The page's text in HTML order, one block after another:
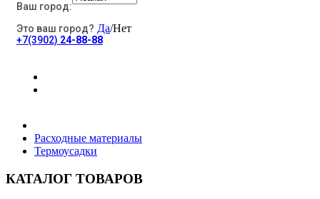
Электротовары
Хозяйственные товары
Ваш город:
Это ваш город? Да/Нет
+7(3902) 24-88-88
Расходные материалы
Термоусадки
КАТАЛОГ ТОВАРОВ